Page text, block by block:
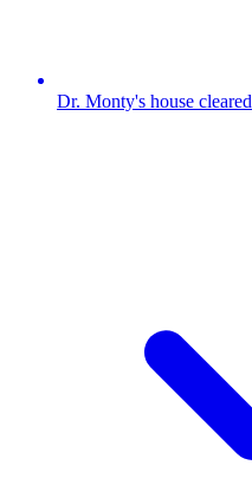
Dr. Monty's house cleared